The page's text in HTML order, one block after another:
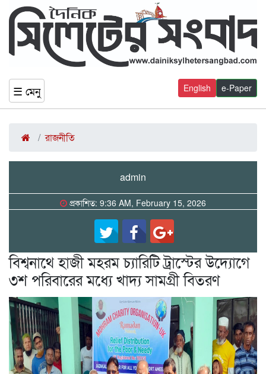
☰ মেনু e-Paper
English
রাজনীতি
admin
প্রকাশিত: 9:36 AM, February 15, 2026
বিশ্বনাথে হাজী মহরম চ্যারিটি ট্রাস্টের উদ্যোগে
৩শ পরিবারের মধ্যে খাদ্য সামগ্রী বিতরণ